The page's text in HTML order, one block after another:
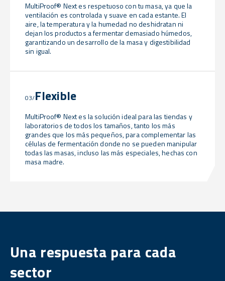
MultiProof® Next es respetuoso con tu masa, ya que la
ventilación es controlada y suave en cada estante. El
aire, la temperatura y la humedad no deshidratan ni
dejan los productos a fermentar demasiado húmedos,
garantizando un desarrollo de la masa y digestibilidad
sin igual.
03/Flexible
MultiProof® Next es la solución ideal para las tiendas y
laboratorios de todos los tamaños, tanto los más
grandes que los más pequeños, para complementar las
células de fermentación donde no se pueden manipular
todas las masas, incluso las más especiales, hechas con
masa madre.
Una respuesta para cada
sector